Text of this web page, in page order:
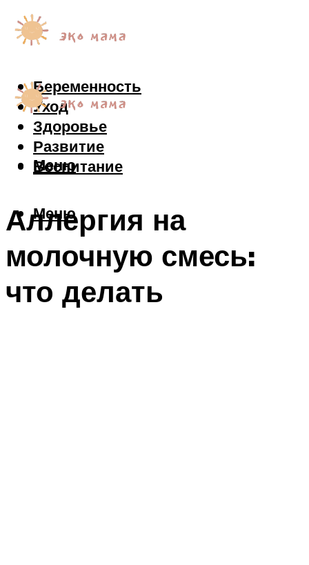
Беременность
Уход
Здоровье
Развитие
Воспитание
Меню
Меню
Аллергия на
молочную смесь:
что делать